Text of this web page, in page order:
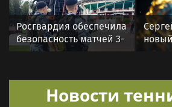
Росгвардия обеспечила
безопасность матчей 3-
го тура РПЛ в Москве
300
Новости